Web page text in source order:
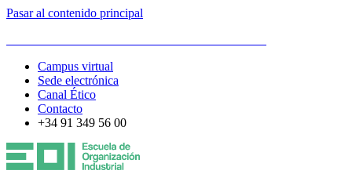
Pasar al contenido principal
Campus virtual
Sede electrónica
Canal Ético
Contacto
+34 91 349 56 00